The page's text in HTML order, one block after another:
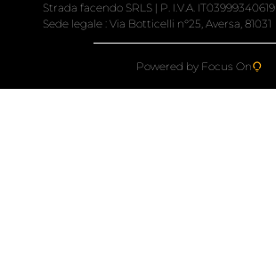
Strada facendo SRLS | P. I.V.A. IT03999340619
Sede legale : Via Botticelli n°25, Aversa, 81031
Powered by Focus On